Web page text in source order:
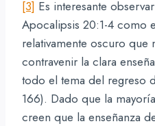
[3] Es interesante
Apocalipsis 20:1-4 como
relativamente oscuro que
contravenir la clara
todo el tema del regreso
166). Dado que la
creen que la enseñanza